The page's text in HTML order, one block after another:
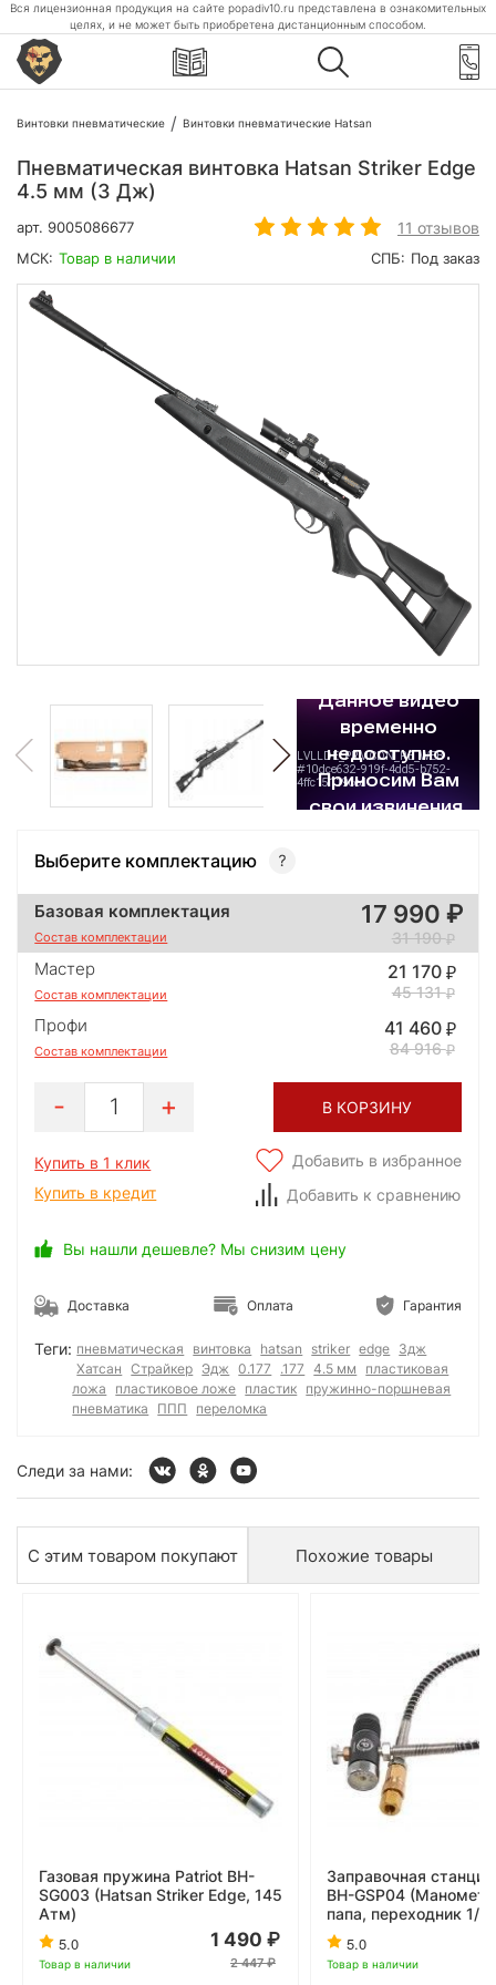
Вся лицензионная продукция на сайте popadiv10.ru представлена в ознакомительных
целях, и не может быть приобретена дистанционным способом.
Винтовки пневматические Винтовки пневматические Hatsan
Пневматическая винтовка Hatsan Striker Edge
4.5 мм (3 Дж)
арт. 9005086677 11 отзывов
МСК: Товар в наличии СПБ: Под заказ
Выберите комплектацию
Базовая комплектация
Состав комплектации
17 990
31 190
Мастер
Состав комплектации
21 170
45 131
Профи
Состав комплектации
41 460
84 916
1 В КОРЗИНУ
Купить в 1 клик
Купить в кредит
Добавить в избранное
Добавить к сравнению
Вы нашли дешевле? Мы снизим цену
Доставка Оплата Гарантия
Теги: пневматическая винтовка hatsan striker edge 3дж
Хатсан
Страйкер Эдж 0.177 .177 4.5 мм
пластиковая
ложа
пластиковое ложе пластик пружинно-поршневая
пневматика
ППП переломка
Следи за нами:
С этим товаром покупают Похожие товары
Газовая пружина Patriot BH-
SG003 (Hatsan Striker Edge, 145
Атм)
5.0
Товар в наличии
1 490
2 447
Заправочная
BH-GSP04
папа, переходник 1/8)
5.0
Товар в наличии